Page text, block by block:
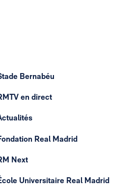
Bernabéu
en direct
Real Madrid
Next
Universitaire Real Madrid